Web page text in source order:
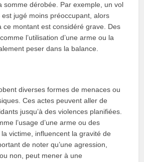
somme dérobée. Par exemple, un vol
jugé moins préoccupant, alors
ce montant est considéré grave. Des
l’utilisation d’une arme ou la
peser dans la balance.
diverses formes de menaces ou
Ces actes peuvent aller de
jusqu’à des violences planifiées.
l’usage d’une arme ou des
victime, influencent la gravité de
de noter qu’une agression,
non, peut mener à une